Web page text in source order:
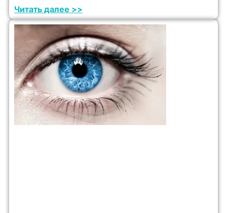
Читать далее >>